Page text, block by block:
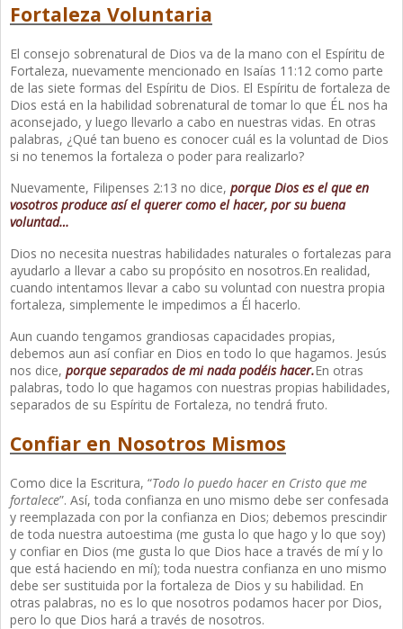
Fortaleza Voluntaria
El consejo sobrenatural de Dios va de la mano con el Espíritu de
Fortaleza, nuevamente mencionado en Isaías 11:12 como parte
de las siete formas del Espíritu de Dios. El Espíritu de fortaleza de
Dios está en la habilidad sobrenatural de tomar lo que ÉL nos ha
aconsejado, y luego llevarlo a cabo en nuestras vidas. En otras
palabras, ¿Qué tan bueno es conocer cuál es la voluntad de Dios
si no tenemos la fortaleza o poder para realizarlo?
Nuevamente, Filipenses 2:13 no dice, porque Dios es el que en
vosotros produce así el querer como el hacer, por su buena
voluntad…
Dios no necesita nuestras habilidades naturales o fortalezas para
ayudarlo a llevar a cabo su propósito en nosotros.En realidad,
cuando intentamos llevar a cabo su voluntad con nuestra propia
fortaleza, simplemente le impedimos a Él hacerlo.
Aun cuando tengamos grandiosas capacidades propias,
debemos aun así confiar en Dios en todo lo que hagamos. Jesús
nos dice, porque separados de mi nada podéis hacer.En otras
palabras, todo lo que hagamos con nuestras propias habilidades,
separados de su Espíritu de Fortaleza, no tendrá fruto.
Confiar en Nosotros Mismos
Como dice la Escritura, “Todo lo puedo hacer en Cristo que me
fortalece”. Así, toda confianza en uno mismo debe ser confesada
y reemplazada con por la confianza en Dios; debemos prescindir
de toda nuestra autoestima (me gusta lo que hago y lo que soy)
y confiar en Dios (me gusta lo que Dios hace a través de mí y lo
que está haciendo en mí); toda nuestra confianza en uno mismo
debe ser sustituida por la fortaleza de Dios y su habilidad. En
otras palabras, no es lo que nosotros podamos hacer por Dios,
pero lo que Dios hará a través de nosotros.